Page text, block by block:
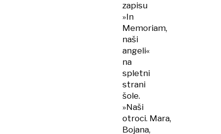
zapisu
»In
Memoriam,
naši
angeli«
na
spletni
strani
šole.
»Naši
otroci. Mara,
Bojana,